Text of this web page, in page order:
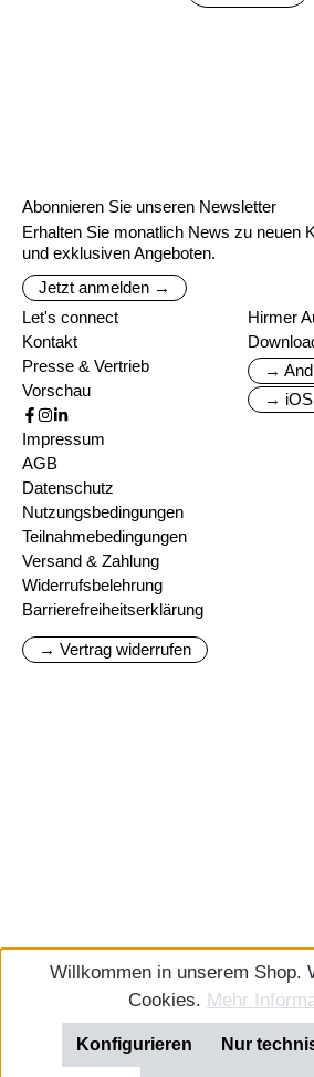
Abonnieren Sie unseren Newsletter
Erhalten Sie monatlich News zu neuen
und exklusiven Angeboten.
Jetzt anmelden →
Let's connect
Kontakt
Presse & Vertrieb
Vorschau
Hirmer
→
→ iOS
Impressum
AGB
Datenschutz
Nutzungsbedingungen
Teilnahmebedingungen
Versand & Zahlung
Widerrufsbelehrung
Barrierefreiheitserklärung
→ Vertrag widerrufen
Willkommen in unserem Shop.
Cookies. Mehr
Nur
Konfigurieren